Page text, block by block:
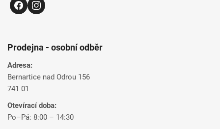
Prodejna - osobní odběr
Adresa:
Bernartice nad Odrou 156
741 01
Otevírací doba:
Po–Pá: 8:00 – 14:30